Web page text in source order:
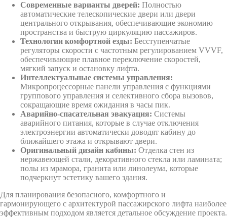
Современные варианты дверей: Полностью
автоматические телескопические двери или двери
центрального открывания, обеспечивающие экономию
пространства и быструю циркуляцию пассажиров.
Технологии комфортной езды: Бесступенчатые
регуляторы скорости с частотным регулированием VVVF,
обеспечивающие плавное переключение скоростей,
мягкий запуск и остановку лифта.
Интеллектуальные системы управления:
Микропроцессорные панели управления с функциями
группового управления и селективного сбора вызовов,
сокращающие время ожидания в часы пик.
Аварийно-спасательная эвакуация: Системы
аварийного питания, которые в случае отключения
электроэнергии автоматически доводят кабину до
ближайшего этажа и открывают двери.
Оригинальный дизайн кабины: Отделка стен из
нержавеющей стали, декоративного стекла или ламината;
полы из мрамора, гранита или линолеума, которые
подчеркнут эстетику вашего здания.
Для планирования безопасного, комфортного и
гармонирующего с архитектурой пассажирского лифта наиболее
эффективным подходом является детальное обсуждение проекта.